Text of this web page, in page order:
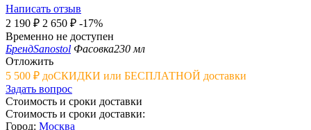
Написать отзыв
2 190 ₽ 2 650 ₽ -17%
Временно не доступен
БрендSanostol Фасовка230 мл
Отложить
5 500 ₽ доСКИДКИ или БЕСПЛАТНОЙ доставки
Задать вопрос
Стоимость и сроки доставки
Стоимость и сроки доставки:
Город: Москва